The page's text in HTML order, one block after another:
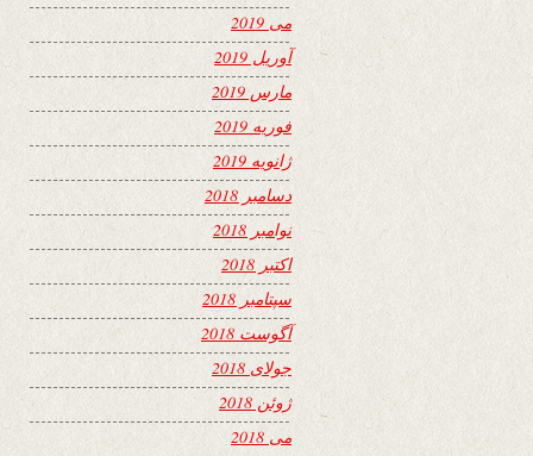
می 2019
آوریل 2019
مارس 2019
فوریه 2019
ژانویه 2019
دسامبر 2018
نوامبر 2018
اکتبر 2018
سپتامبر 2018
آگوست 2018
جولای 2018
ژوئن 2018
می 2018